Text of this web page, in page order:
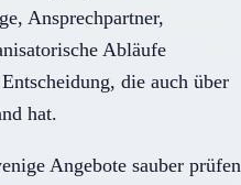
Ansprechpartner,
Abläufe
die auch über
hat.
Angebote sauber prüfen